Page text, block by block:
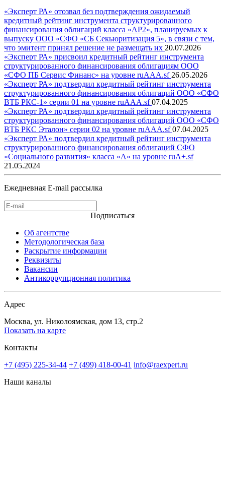
«Эксперт РА» отозвал без подтверждения ожидаемый
кредитный рейтинг инструмента структурированного
финансирования облигаций класса «AP2», планируемых к
выпуску ООО «СФО «СБ Секьюритизация 5», в связи с тем,
что эмитент принял решение не размещать их 20.07.2026
«Эксперт РА» присвоил кредитный рейтинг инструмента
структурированного финансирования облигациям ООО
«СФО ПБ Сервис Финанс» на уровне ruAAA.sf26.05.2026
«Эксперт РА» подтвердил кредитный рейтинг инструмента
структурированного финансирования облигаций ООО «СФО
ВТБ РКС-1» серии 01 на уровне ruAAA.sf07.04.2025
«Эксперт РА» подтвердил кредитный рейтинг инструмента
структурированного финансирования облигаций ООО «СФО
ВТБ РКС Эталон» серии 02 на уровне ruAAA.sf07.04.2025
«Эксперт РА» подтвердил кредитный рейтинг инструмента
структурированного финансирования облигаций СФО
«Социального развития» класса «А» на уровне ruA+.sf
21.05.2024
Ежедневная E-mail рассылка
Подписаться
Об агентстве
Методологическая база
Раскрытие информации
Реквизиты
Вакансии
Антикоррупционная политика
Адрес
Москва, ул. Николоямская, дом 13, стр.2
Показать на карте
Контакты
+7 (495) 225-34-44 +7 (499) 418-00-41 info@raexpert.ru
Наши каналы